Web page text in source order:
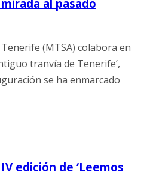
al pasado
(MTSA) colabora en
tranvía de Tenerife’,
se ha enmarcado
edición de ‘Leemos